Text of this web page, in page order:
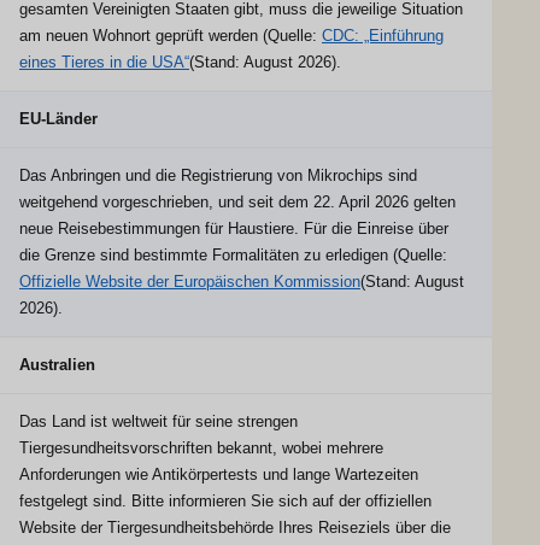
gesamten Vereinigten Staaten gibt, muss die jeweilige Situation
am neuen Wohnort geprüft werden (Quelle: CDC: „Einführung
eines Tieres in die USA“(Stand: August 2026).
EU-Länder
Das Anbringen und die Registrierung von Mikrochips sind
weitgehend vorgeschrieben, und seit dem 22. April 2026 gelten
neue Reisebestimmungen für Haustiere. Für die Einreise über
die Grenze sind bestimmte Formalitäten zu erledigen (Quelle:
Offizielle Website der Europäischen Kommission(Stand: August
2026).
Australien
Das Land ist weltweit für seine strengen
Tiergesundheitsvorschriften bekannt, wobei mehrere
Anforderungen wie Antikörpertests und lange Wartezeiten
festgelegt sind. Bitte informieren Sie sich auf der offiziellen
Website der Tiergesundheitsbehörde Ihres Reiseziels über die